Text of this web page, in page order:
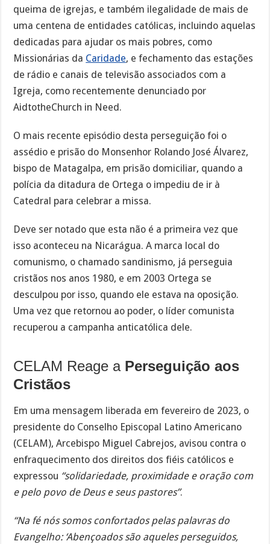
queima de igrejas, e também ilegalidade de mais de
uma centena de entidades católicas, incluindo aquelas
dedicadas para ajudar os mais pobres, como
Missionárias da Caridade, e fechamento das estações
de rádio e canais de televisão associados com a
Igreja, como recentemente denunciado por
AidtotheChurch in Need.
O mais recente episódio desta perseguição foi o
assédio e prisão do Monsenhor Rolando José Álvarez,
bispo de Matagalpa, em prisão domiciliar, quando a
polícia da ditadura de Ortega o impediu de ir à
Catedral para celebrar a missa.
Deve ser notado que esta não é a primeira vez que
isso aconteceu na Nicarágua. A marca local do
comunismo, o chamado sandinismo, já perseguia
cristãos nos anos 1980, e em 2003 Ortega se
desculpou por isso, quando ele estava na oposição.
Uma vez que retornou ao poder, o líder comunista
recuperou a campanha anticatólica dele.
CELAM Reage a Perseguição aos
Cristãos
Em uma mensagem liberada em fevereiro de 2023, o
presidente do Conselho Episcopal Latino Americano
(CELAM), Arcebispo Miguel Cabrejos, avisou contra o
enfraquecimento dos direitos dos fiéis católicos e
expressou “solidariedade, proximidade e oração com
e pelo povo de Deus e seus pastores”.
“Na fé nós somos confortados pelas palavras do
Evangelho: ‘Abençoados são aqueles perseguidos,